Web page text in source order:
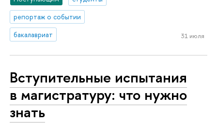
репортаж о событии
бакалавриат
31 июля
Вступительные испытания
в магистратуру: что нужно
знать